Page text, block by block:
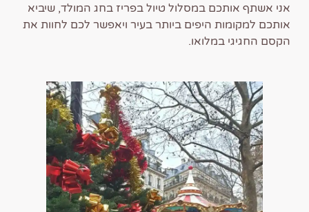
אני אשתף אותכם במסלול טיול בפריז בחג המולד, שיביא
אותכם למקומות היפים ביותר בעיר ויאפשר לכם לחוות את
הקסם החגיגי במלואו.